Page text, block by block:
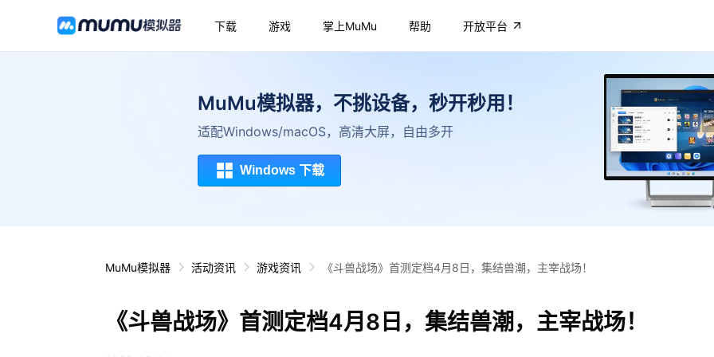
下载 游戏 掌上MuMu 帮助 开放平台
MuMu模拟器，不挑设备，秒开秒用！
适配Windows/macOS，高清大屏，自由多开
Windows 下载
MuMu模拟器 活动资讯 游戏资讯 《斗兽战场》首测定档4月8日，集结兽潮，主宰战场！
《斗兽战场》首测定档4月8日，集结兽潮，主宰战场！